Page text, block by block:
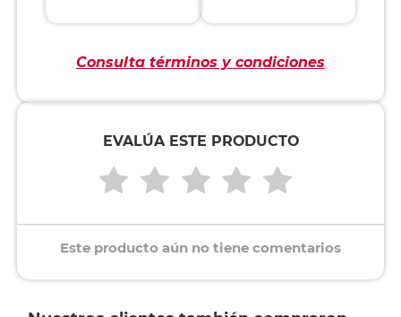
Consulta términos y condiciones
EVALÚA ESTE PRODUCTO
Este producto aún no tiene comentarios